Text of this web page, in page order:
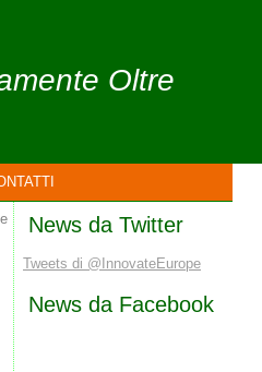
Oltre
News da Twitter
Tweets di @InnovateEurope
News da Facebook